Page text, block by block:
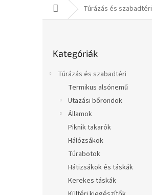
KezdőlapTúrázás és szabadtéri
átugrása
Kategóriák
Túrázás és szabadtéri
Termikus alsónemű
Utazási bőröndök
Államok
Piknik takarók
Hálózsákok
Túrabotok
Hátizsákok és táskák
Kerekes táskák